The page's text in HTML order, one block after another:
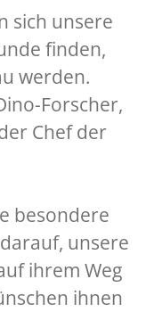
sich unsere
finden,
werden.
Forscher,
Chef der
besondere
unsere
ihrem Weg
ihnen